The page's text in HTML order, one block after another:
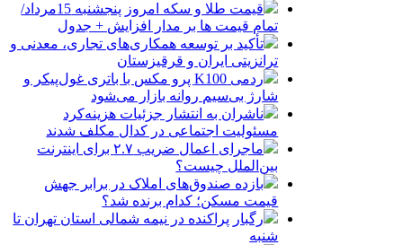
قیمت طلا و سکه امروز پنجشنبه 15مرداد/
تمام قیمت ها بر مدار افزایش + جدول
تأکید بر توسعه همکاری‌های تجاری، معدنی و
ترانزیتی ایران و قرقیزستان
ردمی K100 پرو مکس با باتری غول‌پیکر و
شارژ بی‌سیم روانه بازار می‌شود
ناشران به انتشار جزئیات هزینه‌کرد
مسئولیت اجتماعی در کدال مکلف شدند
ماجرای اعمال ضریب ۲.۷ برای اینترنت
بین‌الملل چیست؟
بازده صندوق‌های املاک در برابر جهش
قیمت مسکن؛ کدام برنده شد؟
رگبار پراکنده در نیمه شمالی استان تهران تا
شنبه